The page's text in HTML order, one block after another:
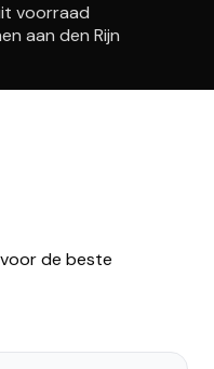
voorraad
aan den Rijn
de beste